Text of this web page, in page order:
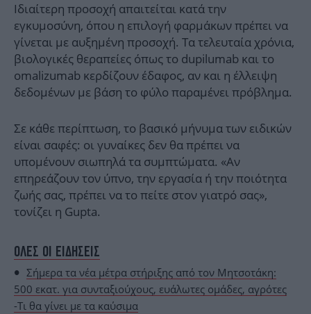
Ιδιαίτερη προσοχή απαιτείται κατά την
εγκυμοσύνη, όπου η επιλογή φαρμάκων πρέπει να
γίνεται με αυξημένη προσοχή. Τα τελευταία χρόνια,
βιολογικές θεραπείες όπως το dupilumab και το
omalizumab κερδίζουν έδαφος, αν και η έλλειψη
δεδομένων με βάση το φύλο παραμένει πρόβλημα.
Σε κάθε περίπτωση, το βασικό μήνυμα των ειδικών
είναι σαφές: οι γυναίκες δεν θα πρέπει να
υπομένουν σιωπηλά τα συμπτώματα. «Αν
επηρεάζουν τον ύπνο, την εργασία ή την ποιότητα
ζωής σας, πρέπει να το πείτε στον γιατρό σας»,
τονίζει η Gupta.
ΟΛΕΣ ΟΙ ΕΙΔΗΣΕΙΣ
Σήμερα τα νέα μέτρα στήριξης από τον Μητσοτάκη:
500 εκατ. για συνταξιούχους, ευάλωτες ομάδες, αγρότες
-Τι θα γίνει με τα καύσιμα